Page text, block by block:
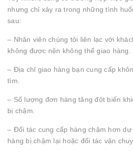
nhưng chỉ xảy ra trong những tình
sau:
– Nhân viên chúng tôi liên lạc với
không được nên không thể giao hàng.
– Địa chỉ giao hàng bạn cung cấp
tìm.
– Số lượng đơn hàng tăng đột biến
bị chậm.
– Đối tác cung cấp hàng chậm hơn dự
hàng bị chậm lại hoặc đối tác vận